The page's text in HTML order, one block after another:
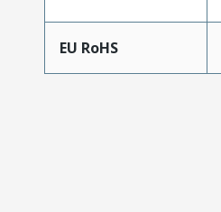
EU RoHS